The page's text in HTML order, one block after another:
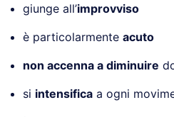
giunge all’improvviso
è particolarmente acuto
non accenna a diminuire
si intensifica a ogni